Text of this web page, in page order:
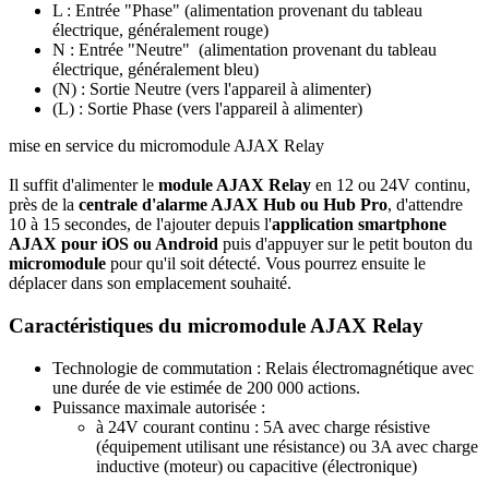
L : Entrée "Phase" (alimentation provenant du tableau
électrique, généralement rouge)
N : Entrée "Neutre" (alimentation provenant du tableau
électrique, généralement bleu)
(N) : Sortie Neutre (vers l'appareil à alimenter)
(L) : Sortie Phase (vers l'appareil à alimenter)
mise en service du micromodule AJAX Relay
Il suffit d'alimenter le module AJAX Relay en 12 ou 24V continu,
près de la centrale d'alarme AJAX Hub ou Hub Pro, d'attendre
10 à 15 secondes, de l'ajouter depuis l'application smartphone
AJAX pour iOS ou Android puis d'appuyer sur le petit bouton du
micromodule pour qu'il soit détecté. Vous pourrez ensuite le
déplacer dans son emplacement souhaité.
Caractéristiques du micromodule AJAX Relay
Technologie de commutation : Relais électromagnétique avec
une durée de vie estimée de 200 000 actions.
Puissance maximale autorisée :
à 24V courant continu : 5A avec charge résistive
(équipement utilisant une résistance) ou 3A avec charge
inductive (moteur) ou capacitive (électronique)